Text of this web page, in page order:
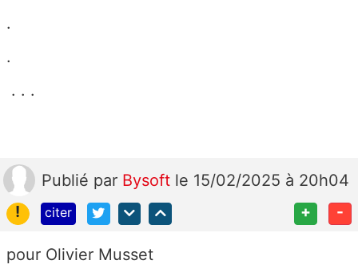
.
.
. . .
Publié par Bysoft le 15/02/2025 à 20h04
!
citer + -
pour Olivier Musset